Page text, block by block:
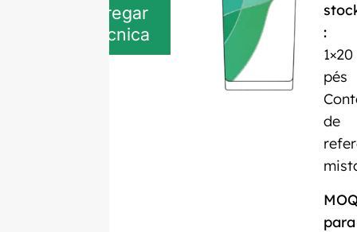
Descarregar
ficha técnica
:
1×20
pés
de
para